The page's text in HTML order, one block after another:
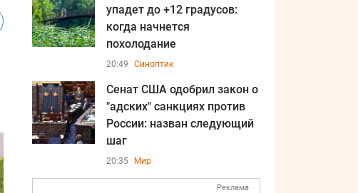
упадет до +12 градусов:
когда начнется
похолодание
20:49 Синоптик
Сенат США одобрил закон о
"адских" санкциях против
России: назван следующий
шаг
20:35 Мир
Реклама